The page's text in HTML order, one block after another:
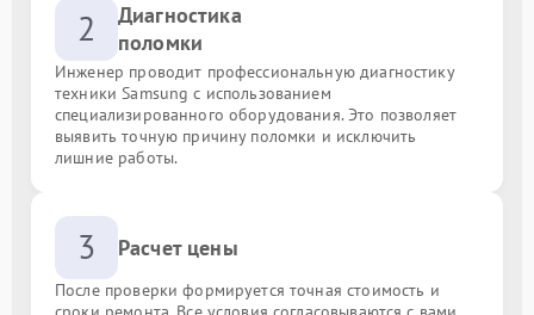
2
Диагностика
поломки
Инженер проводит профессиональную диагностику
техники Samsung с использованием
специализированного оборудования. Это позволяет
выявить точную причину поломки и исключить
лишние работы.
3 Расчет цены
После проверки формируется точная стоимость и